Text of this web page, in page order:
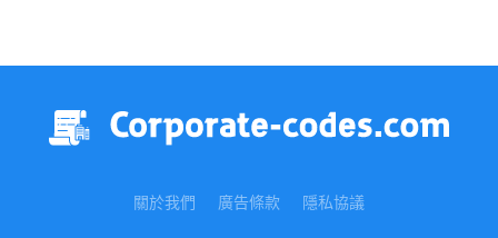
關於我們 廣告條款 隱私協議